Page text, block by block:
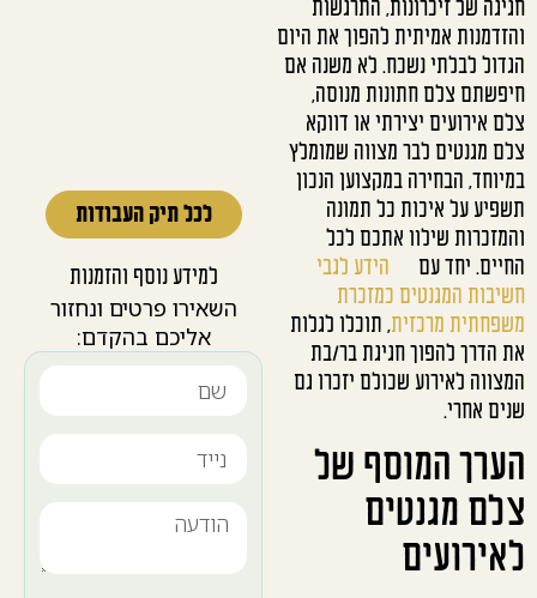
חגיגה של זיכרונות, התרגשות
והזדמנות אמיתית להפוך את היום
הגדול לבלתי נשכח. לא משנה אם
חיפשתם צלם חתונות מנוסה,
צלם אירועים יצירתי או דווקא
צלם מגנטים לבר מצווה שמומלץ
במיוחד, הבחירה במקצוען הנכון
תשפיע על איכות כל תמונה
והמזכרות שילוו אתכם לכל
החיים. יחד עם
הידע לגבי
חשיבות המגנטים כמזכרת
משפחתית מרכזית, תוכלו לגלות
את הדרך להפוך חגיגת בר/בת
המצווה לאירוע שכולם יזכרו גם
שנים אחרי.
הערך המוסף של
צלם מגנטים
לאירועים
לכל תיק העבודות
למידע נוסף והזמנות
השאירו פרטים ונחזור
אליכם בהקדם: